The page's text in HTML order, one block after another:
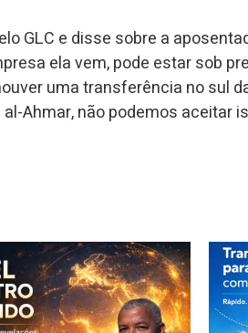
GLC e disse sobre a
ela vem, pode estar sob
uma transferência no sul
Ahmar, não podemos aceitar